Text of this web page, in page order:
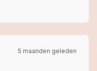
5 maanden geleden